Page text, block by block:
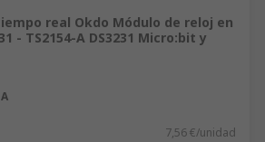
real Okdo Módulo de reloj en
- TS2154-A DS3231 Micro:bit y
7,56 €/unidad